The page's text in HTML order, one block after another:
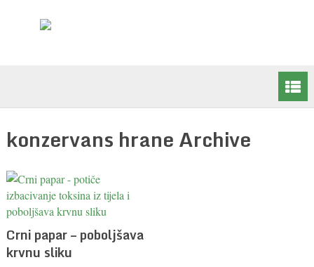
konzervans hrane Archive
Crni papar – poboljšava
krvnu sliku